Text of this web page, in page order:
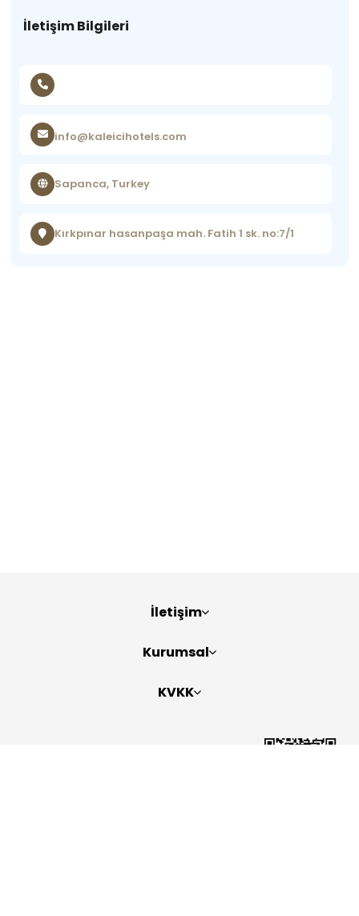
İletişim Bilgileri
info@kaleicihotels.com
Sapanca, Turkey
Kırkpınar hasanpaşa mah. Fatih 1 sk. no:7/1
İletişim
Kurumsal
KVKK